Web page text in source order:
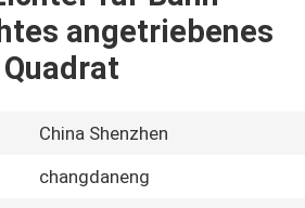
angetriebenes
Quadrat
China Shenzhen
changdaneng